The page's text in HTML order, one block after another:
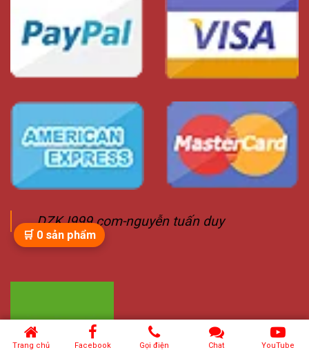
DZKJ999.com-nguyễn tuấn duy
Trang chủ Facebook Gọi điện Chat YouTube
🛒 0 sản phẩm